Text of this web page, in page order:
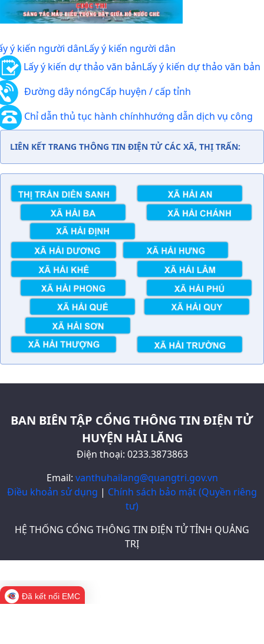
ý kiến người dânLấy ý kiến người dân
Lấy ý kiến dự thảo văn bảnLấy ý kiến dự thảo văn bản
Đường dây nóngCấp huyện / cấp tỉnh
Chỉ dẫn thủ tục hành chínhhướng dẫn dịch vụ công
LIÊN KẾT TRANG THÔNG TIN ĐIỆN TỬ CÁC XÃ, THỊ TRẤN:
BAN BIÊN TẬP CỔNG THÔNG TIN ĐIỆN TỬ
HUYỆN HẢI LĂNG
Điện thoại: 0233.3873863
Email: vanthuhailang@quangtri.gov.vn
Điều khoản sử dụng | Chính sách bảo mật (Quyền riêng
tư)
HỆ THỐNG CỔNG THÔNG TIN ĐIỆN TỬ TỈNH QUẢNG
TRỊ
Đã kết nối EMC